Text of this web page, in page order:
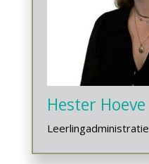
Hester Hoeve
Leerlingadministratie